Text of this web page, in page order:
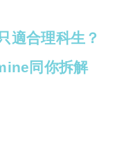
適合理科生？
同你拆解